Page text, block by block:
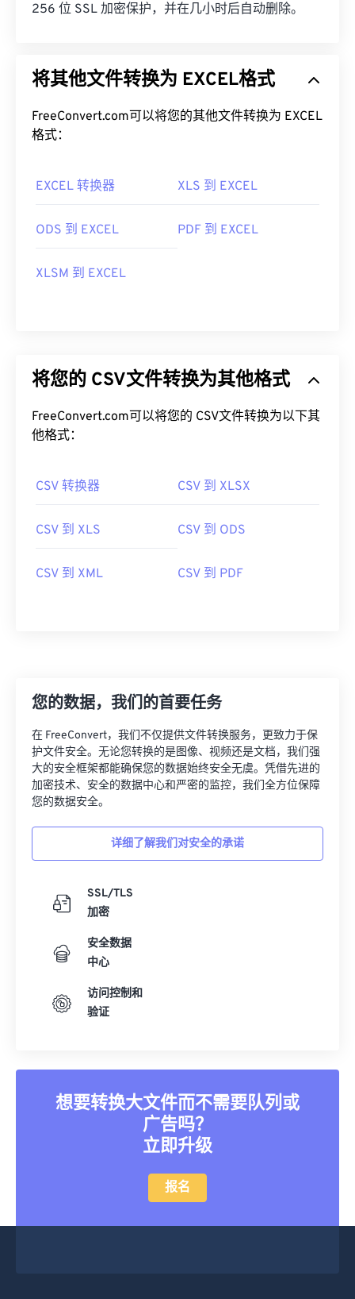
256 位 SSL 加密保护，并在几小时后自动删除。
将其他文件转换为 EXCEL格式
FreeConvert.com可以将您的其他文件转换为 EXCEL
格式：
EXCEL 转换器 XLS 到 EXCEL
ODS 到 EXCEL PDF 到 EXCEL
XLSM 到 EXCEL
将您的 CSV文件转换为其他格式
FreeConvert.com可以将您的 CSV文件转换为以下其
他格式：
CSV 转换器 CSV 到 XLSX
CSV 到 XLS CSV 到 ODS
CSV 到 XML CSV 到 PDF
您的数据，我们的首要任务
在 FreeConvert，我们不仅提供文件转换服务，更致力于保
护文件安全。无论您转换的是图像、视频还是文档，我们强
大的安全框架都能确保您的数据始终安全无虞。凭借先进的
加密技术、安全的数据中心和严密的监控，我们全方位保障
您的数据安全。
详细了解我们对安全的承诺
SSL/TLS
加密
安全数据
中心
访问控制和
验证
想要转换大文件而不需要队列或
广告吗？
立即升级
报名